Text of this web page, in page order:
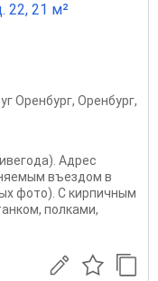
22, 21 м²
Оренбург, Оренбург,
Адрес
въездом в
фото). С кирпичным
полками,